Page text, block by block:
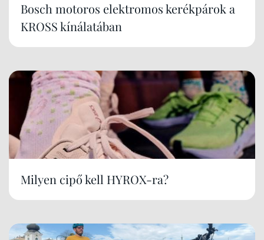
Bosch motoros elektromos kerékpárok a
KROSS kínálatában
Milyen cipő kell HYROX-ra?